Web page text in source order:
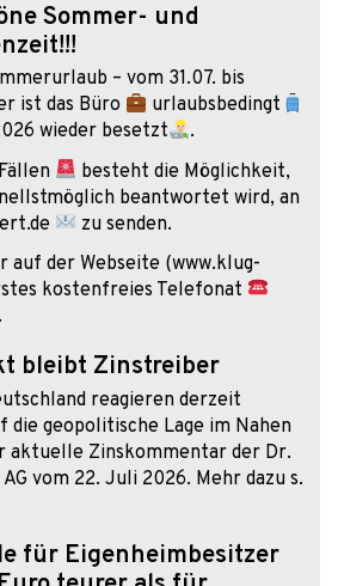
Sommer- und
– vom 31.07. bis
ist das Büro
urlaubsbedingt
wieder besetzt
.
besteht die Möglichkeit,
beantwortet wird, an
zu senden.
der Webseite (www.klug-
kostenfreies Telefonat
.
bleibt Zinstreiber
reagieren derzeit
die geopolitische Lage im Nahen
aktuelle Zinskommentar der Dr.
vom 22. Juli 2026. Mehr dazu s.
für Eigenheimbesitzer